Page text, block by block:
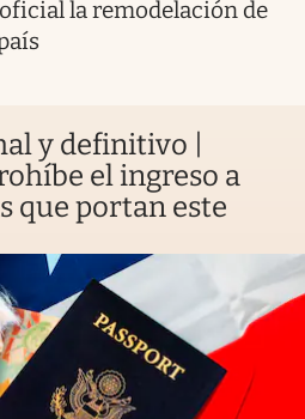
la remodelación de
y definitivo |
el ingreso a
que portan este